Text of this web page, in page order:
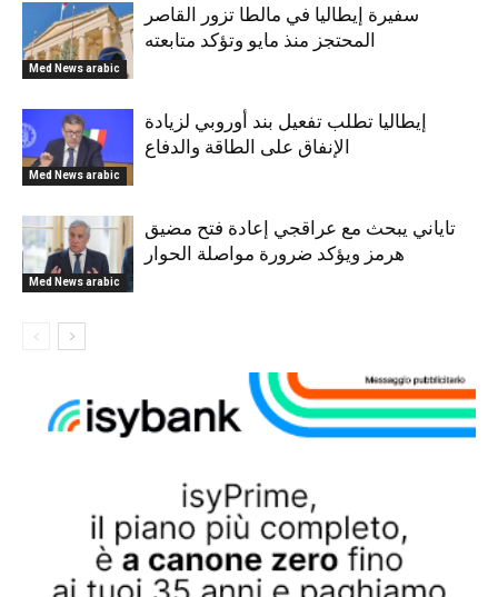
Med News arabic
سفيرة إيطاليا في مالطا تزور القاصر
المحتجز منذ مايو وتؤكد متابعته
Med News arabic
إيطاليا تطلب تفعيل بند أوروبي لزيادة
الإنفاق على الطاقة والدفاع
Med News arabic
تاياني يبحث مع عراقجي إعادة فتح مضيق
هرمز ويؤكد ضرورة مواصلة الحوار